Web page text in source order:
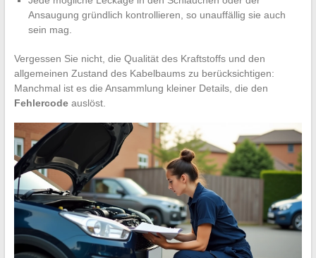
Ansaugung gründlich kontrollieren, so unauffällig sie auch
sein mag.
Vergessen Sie nicht, die Qualität des Kraftstoffs und den
allgemeinen Zustand des Kabelbaums zu berücksichtigen:
Manchmal ist es die Ansammlung kleiner Details, die den
Fehlercodeauslöst.